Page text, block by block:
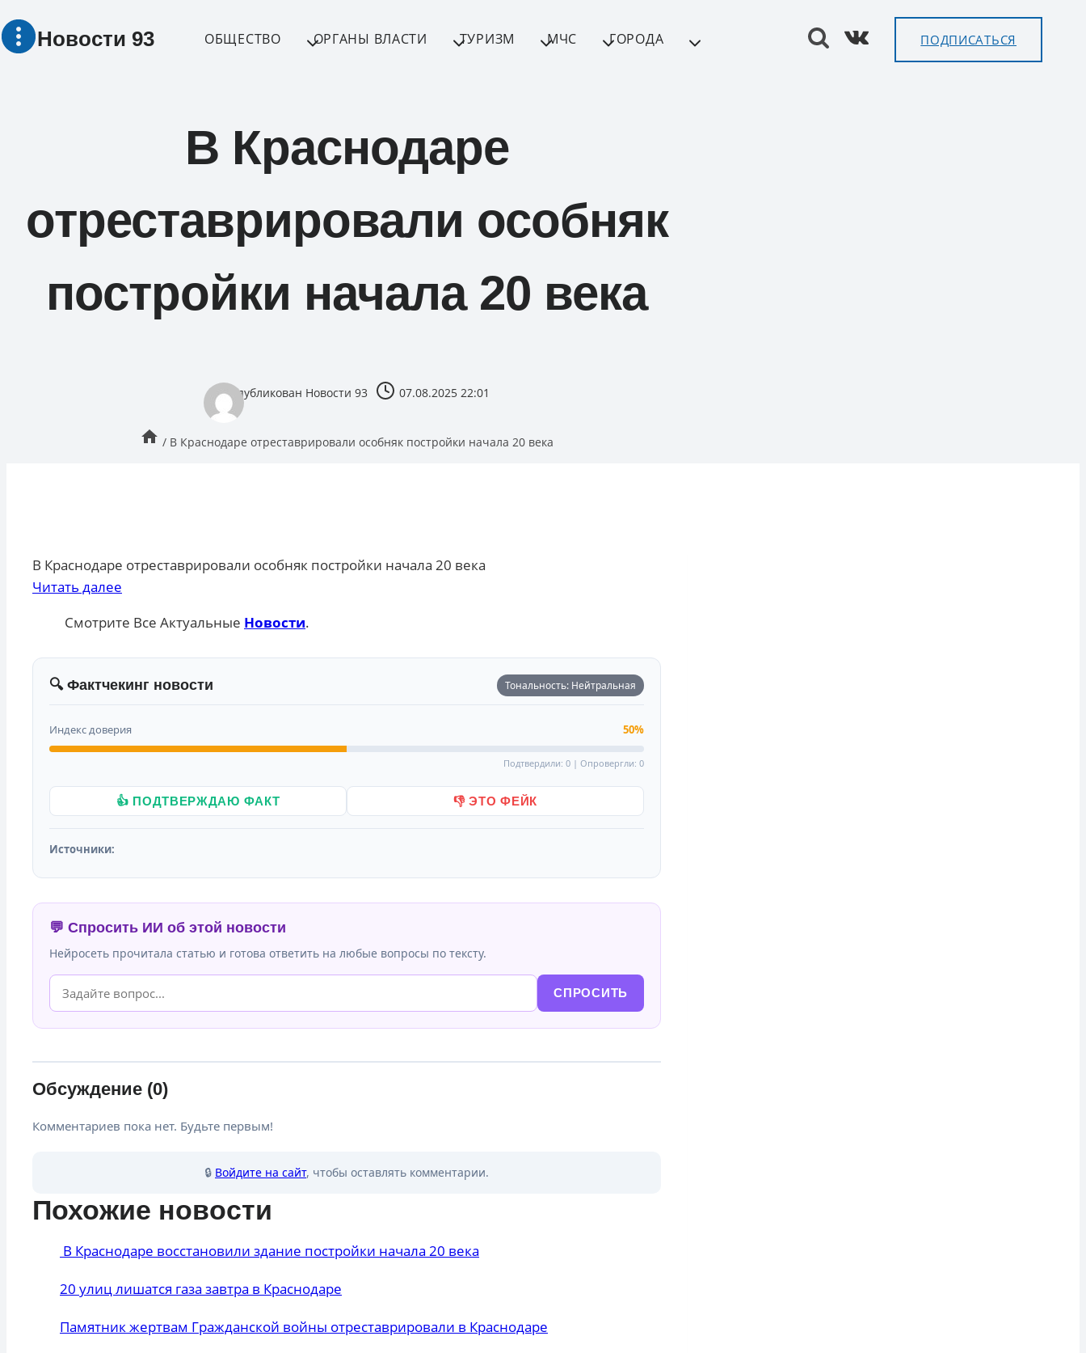
Перейти
Новости 93 ОБЩЕСТВО ОРГАНЫ ВЛАСТИ ТУРИЗМ МЧС ГОРОДА ПОДПИСАТЬСЯ
В Краснодаре
отреставрировали особняк
постройки начала 20 века
опубликован Новости 93 07.08.2025 22:01
/ В Краснодаре отреставрировали особняк постройки начала 20 века
В Краснодаре отреставрировали особняк постройки начала 20 века
Читать далее
Смотрите Все Актуальные Новости.
🔍 Фактчекинг новости Тональность: Нейтральная
Индекс доверия 50%
Подтвердили: 0 | Опровергли: 0
👍 ПОДТВЕРЖДАЮ ФАКТ 👎 ЭТО ФЕЙК
Источники:
💬 Спросить ИИ об этой новости
Нейросеть прочитала статью и готова ответить на любые вопросы по тексту.
СПРОСИТЬ
Обсуждение (0)
Комментариев пока нет. Будьте первым!
🔒 Войдите на сайт, чтобы оставлять комментарии.
Похожие новости
В Краснодаре восстановили здание постройки начала 20 века
20 улиц лишатся газа завтра в Краснодаре
Памятник жертвам Гражданской войны отреставрировали в Краснодаре